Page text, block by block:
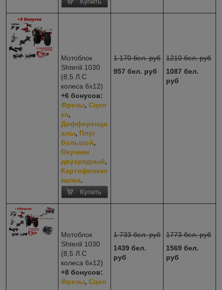
Мотоблок
Shtenli 1030
(8,5 Л.С
колеса 6х12)
+6 бонусов:
Фрезы, Сцеп
ка,
Дифференци
алы, Плуг
большой,
Окучник
двухрядный,
Картофелеко
палка.
1 170 бел. руб
957 бел. руб
1210 бел. руб
1087 бел.
руб
Мотоблок
Shtenli 1030
(8,5 Л.С
колеса 6х12)
+8 бонусов:
Фрезы, Сцеп
1 733 бел. руб
1439 бел.
руб
1773 бел. руб
1569 бел.
руб